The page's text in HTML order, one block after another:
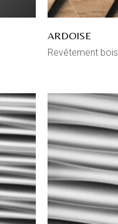
ARDOISE
Revêtement bois